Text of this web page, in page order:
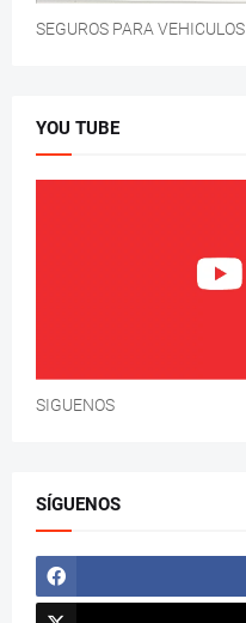
SEGUROS PARA VEHICULOS
YOU TUBE
SIGUENOS
SÍGUENOS